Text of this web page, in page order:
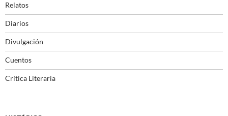
Relatos
Diarios
Divulgación
Cuentos
Crítica Literaria